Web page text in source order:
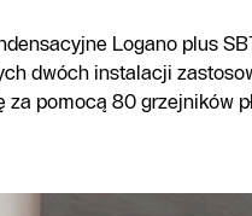
Logano plus
dwóch instalacji
pomocą 80 grzejników